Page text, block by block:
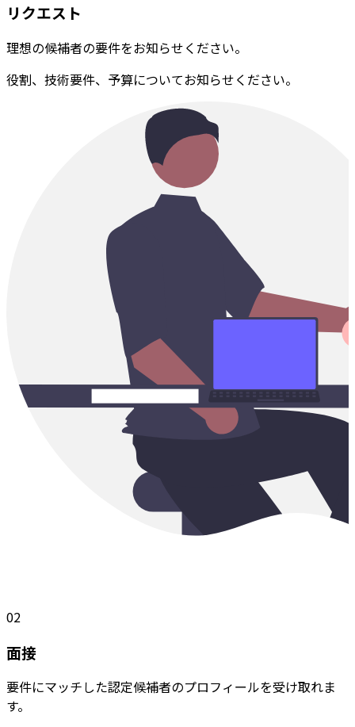
リクエスト
理想の候補者の要件をお知らせください。
役割、技術要件、予算についてお知らせください。
02
面接
要件にマッチした認定候補者のプロフィールを受け取れま
す。